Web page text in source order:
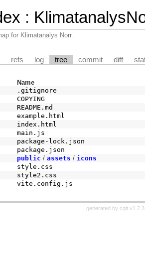
:
for Klimatanalys Norr.
refs log tree commit diff
Name
.gitignore
COPYING
README.md
example.html
index.html
main.js
package-lock.json
package.json
public /assets /icons
style.css
style2.css
vite.config.js
generated by cgit v1.2.3